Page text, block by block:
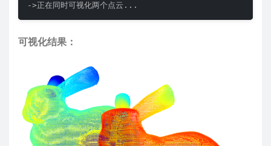
->正在同时可视化两个点云...
可视化结果：